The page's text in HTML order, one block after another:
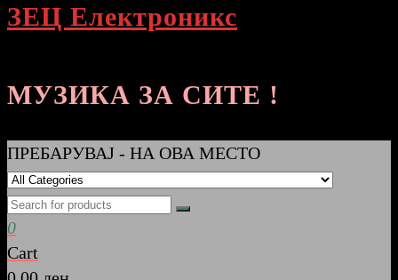
ЗЕЦ Електроникс
МУЗИКА ЗА СИТЕ !
ПРЕБАРУВАЈ - НА ОВА МЕСТО
0
Cart